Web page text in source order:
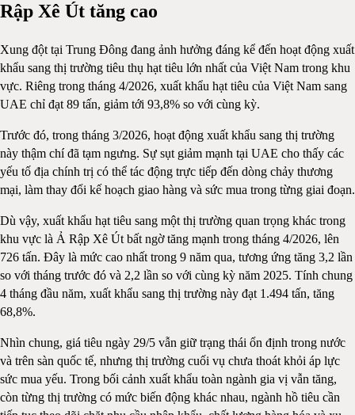
Rập Xê Út tăng cao
Xung đột tại Trung Đông đang ảnh hưởng đáng kể đến hoạt động xuất
khẩu sang thị trường tiêu thụ hạt tiêu lớn nhất của Việt Nam trong khu
vực. Riêng trong tháng 4/2026, xuất khẩu hạt tiêu của Việt Nam sang
UAE chỉ đạt 89 tấn, giảm tới 93,8% so với cùng kỳ.
Trước đó, trong tháng 3/2026, hoạt động xuất khẩu sang thị trường
này thậm chí đã tạm ngưng. Sự sụt giảm mạnh tại UAE cho thấy các
yếu tố địa chính trị có thể tác động trực tiếp đến dòng chảy thương
mại, làm thay đổi kế hoạch giao hàng và sức mua trong từng giai đoạn.
Dù vậy, xuất khẩu hạt tiêu sang một thị trường quan trọng khác trong
khu vực là Ả Rập Xê Út bất ngờ tăng mạnh trong tháng 4/2026, lên
726 tấn. Đây là mức cao nhất trong 9 năm qua, tương ứng tăng 3,2 lần
so với tháng trước đó và 2,2 lần so với cùng kỳ năm 2025. Tính chung
4 tháng đầu năm, xuất khẩu sang thị trường này đạt 1.494 tấn, tăng
68,8%.
Nhìn chung, giá tiêu ngày 29/5 vẫn giữ trạng thái ổn định trong nước
và trên sàn quốc tế, nhưng thị trường cuối vụ chưa thoát khỏi áp lực
sức mua yếu. Trong bối cảnh xuất khẩu toàn ngành gia vị vẫn tăng,
còn từng thị trường có mức biến động khác nhau, ngành hồ tiêu cần